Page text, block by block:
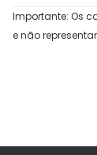
Importante: Os
e não